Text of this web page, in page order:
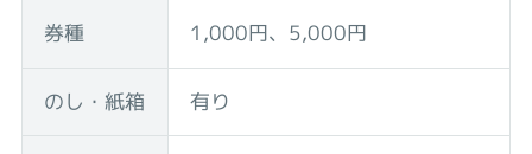
券種 1,000円、5,000円
のし・紙箱 有り